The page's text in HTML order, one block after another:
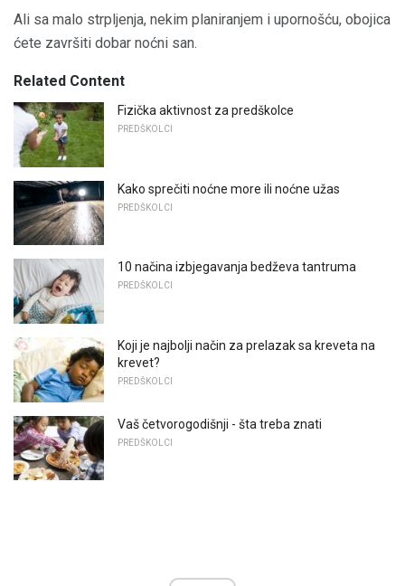
Ali sa malo strpljenja, nekim planiranjem i upornošću, obojica
ćete završiti dobar noćni san.
Related Content
Fizička aktivnost za predškolce
PREDŠKOLCI
Kako sprečiti noćne more ili noćne užas
PREDŠKOLCI
10 načina izbjegavanja bedževa tantruma
PREDŠKOLCI
Koji je najbolji način za prelazak sa kreveta na
krevet?
PREDŠKOLCI
Vaš četvorogodišnji - šta treba znati
PREDŠKOLCI